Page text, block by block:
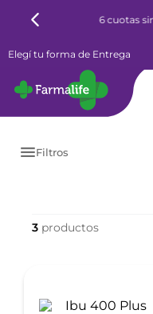
6 cuotas
Elegí tu forma de Entrega
Filtros
3